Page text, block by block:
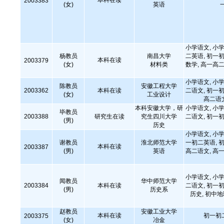
(女)
英语
2003379
杨教员
(女)
本科在读
南昌大学
材料类
小学语文, 小
二英语, 初一
数学, 高一高
2003362
陈教员
(女)
本科在读
安徽工程大学
工业设计
小学语文, 小
二语文, 初一
高二语
2003388
毕教员
(男)
研究生在读
本科安徽大学，研
究生四川大学
历史
小学语文, 小
二语文, 初一
2003387
谢教员
(男)
本科在读
淮北师范大学
英语
小学语文, 小
一初二英语,
高二语文, 高
2003384
闻教员
(男)
本科在读
华中师范大学
历史系
小学语文, 小
二语文, 初一
历史, 初中
2003375
赵教员
(女)
本科在读
安徽工业大学
冶金
初一初